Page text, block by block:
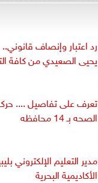
رد اعتبار وإنصاف قانوني..
يحيى الصعيدي من كافة
تعرف على تفاصيل .... حركة
الصحه بـ 14 محافظه
مدير التعليم الإلكتروني
الأكاديمية البحرية